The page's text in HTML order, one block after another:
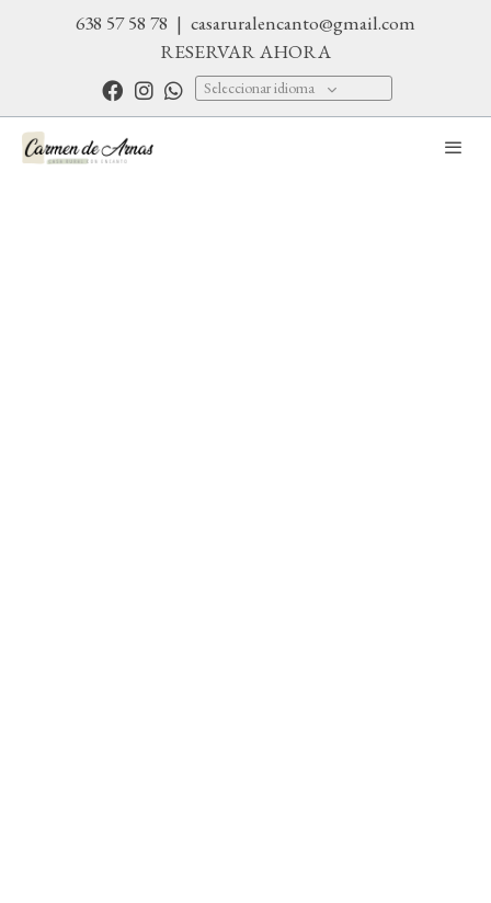
638 57 58 78 | casaruralencanto@gmail.com
RESERVAR AHORA
Seleccionar idioma